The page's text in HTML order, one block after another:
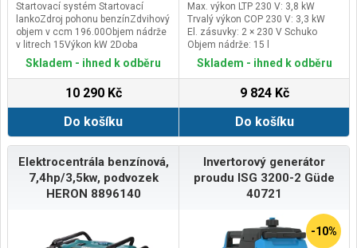
Startovací systém Startovací
lankoZdroj pohonu benzínZdvihový
objem v ccm 196.00Objem nádrže
v litrech 15Výkon kW 2Doba
provozu ca. 15 hodinRozměry
(ŠxD) 590x430x480 mmHladina
cca v kg 45Počet válců 1
Skladem - ihned k odběru
10 290 Kč
Do košíku
Max. výkon LTP 230 V: 3,8 kW
Trvalý výkon COP 230 V: 3,3 kW
El. zásuvky: 2 × 230 V Schuko
Objem nádrže: 15 l
Skladem - ihned k odběru
9 824 Kč
Do košíku
Elektrocentrála benzínová,
7,4hp/3,5kw, podvozek
HERON 8896140
Invertorový generátor
proudu ISG 3200-2 Güde
40721
-10%